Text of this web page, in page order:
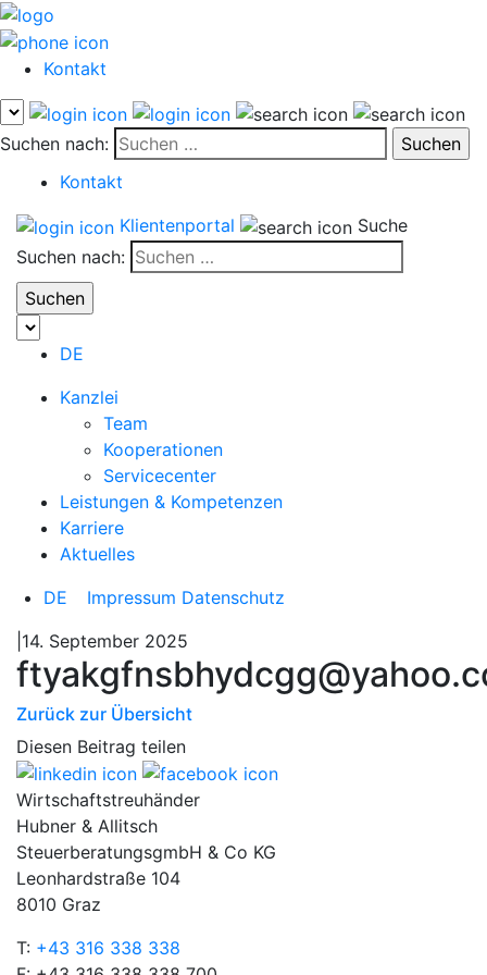
Kontakt
Suchen nach:
Kontakt
Klientenportal
Suche
Suchen nach:
DE
Kanzlei
Team
Kooperationen
Servicecenter
Leistungen & Kompetenzen
Karriere
Aktuelles
DE
Impressum Datenschutz
|14. September 2025
Zurück zur Übersicht
Diesen Beitrag teilen
Wirtschaftstreuhänder
Hubner & Allitsch
SteuerberatungsgmbH & Co KG
Leonhardstraße 104
8010 Graz
T: +43 316 338 338